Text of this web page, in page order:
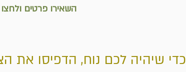
השאירו פרטים
כדי שיהיה לכם נוח, הדפיסו את